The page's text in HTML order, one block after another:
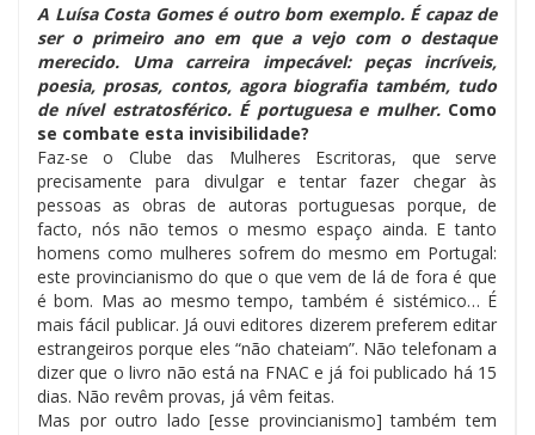
A Luísa Costa Gomes é outro bom exemplo. É capaz de
ser o primeiro ano em que a vejo com o destaque
merecido. Uma carreira impecável: peças incríveis,
poesia, prosas, contos, agora biografia também, tudo
de nível estratosférico. É portuguesa e mulher.Como
se combate esta invisibilidade?
Faz-se o Clube das Mulheres Escritoras, que serve
precisamente para divulgar e tentar fazer chegar às
pessoas as obras de autoras portuguesas porque, de
facto, nós não temos o mesmo espaço ainda. E tanto
homens como mulheres sofrem do mesmo em Portugal:
este provincianismo do que o que vem de lá de fora é que
é bom. Mas ao mesmo tempo, também é sistémico… É
mais fácil publicar. Já ouvi editores dizerem preferem editar
estrangeiros porque eles “não chateiam”. Não telefonam a
dizer que o livro não está na FNAC e já foi publicado há 15
dias. Não revêm provas, já vêm feitas.
Mas por outro lado [esse provincianismo] também tem